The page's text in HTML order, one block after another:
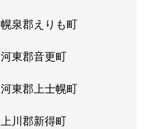
幌泉郡えりも町
河東郡音更町
河東郡上士幌町
上川郡新得町